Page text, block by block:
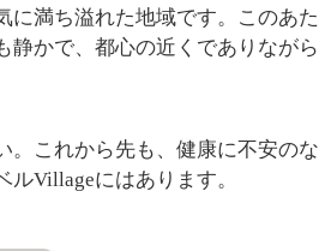
に満ち溢れた地域です。このあた
静かで、都心の近くでありながら
。これから先も、健康に不安のな
Villageにはあります。